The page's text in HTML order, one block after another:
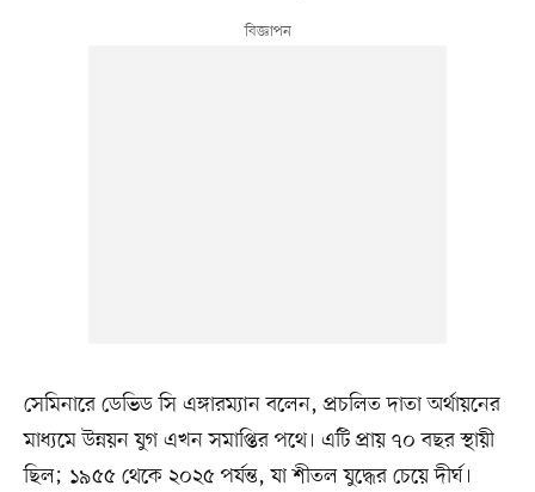
সেমিনারে ডেভিড সি এঙ্গারম্যান বলেন, প্রচলিত দাতা অর্থায়নের
মাধ্যমে উন্নয়ন যুগ এখন সমাপ্তির পথে। এটি প্রায় ৭০ বছর স্থায়ী
ছিল; ১৯৫৫ থেকে ২০২৫ পর্যন্ত, যা শীতল যুদ্ধের চেয়ে দীর্ঘ।